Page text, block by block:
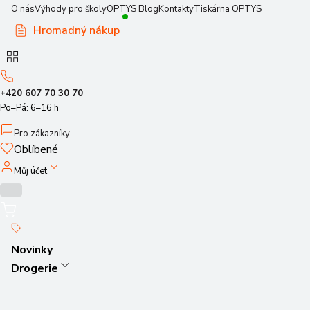
O násVýhody pro školyOPTYS BlogKontaktyTiskárna OPTYS
Hromadný nákup
+420 607 70 30 70
Po–Pá: 6–16 h
Pro zákazníky
Oblíbené
Můj účet
Novinky
Drogerie